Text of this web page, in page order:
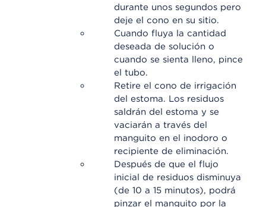
durante unos segundos pero
deje el cono en su sitio.
Cuando fluya la cantidad
deseada de solución o
cuando se sienta lleno, pince
el tubo.
Retire el cono de irrigación
del estoma. Los residuos
saldrán del estoma y se
vaciarán a través del
manguito en el inodoro o
recipiente de eliminación.
Después de que el flujo
inicial de residuos disminuya
(de 10 a 15 minutos), podrá
pinzar el manguito por la